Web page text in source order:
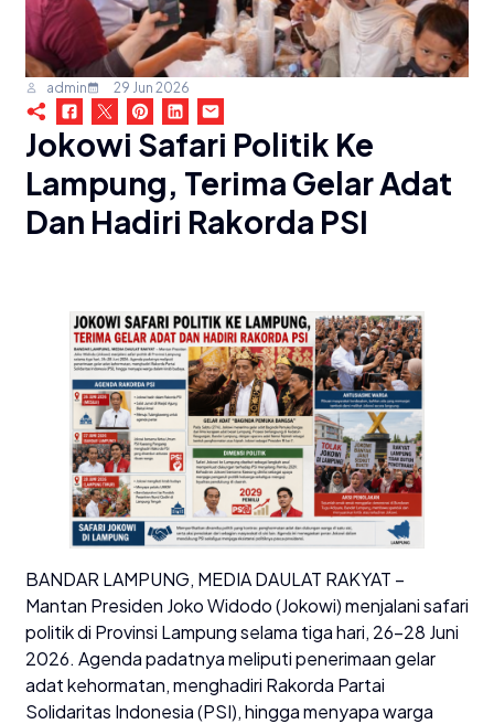
admin 29 Jun 2026
Jokowi Safari Politik Ke
Lampung, Terima Gelar Adat
Dan Hadiri Rakorda PSI
BANDAR LAMPUNG, MEDIA DAULAT RAKYAT –
Mantan Presiden Joko Widodo (Jokowi) menjalani safari
politik di Provinsi Lampung selama tiga hari, 26–28 Juni
2026. Agenda padatnya meliputi penerimaan gelar
adat kehormatan, menghadiri Rakorda Partai
Solidaritas Indonesia (PSI), hingga menyapa warga